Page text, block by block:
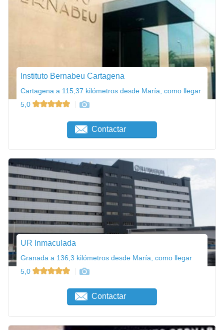
Instituto Bernabeu Cartagena
Cartagena a 115,37 kilómetros desde María, como llegar
5,0
Contactar
UR Inmaculada
Granada a 136,3 kilómetros desde María, como llegar
5,0
Contactar